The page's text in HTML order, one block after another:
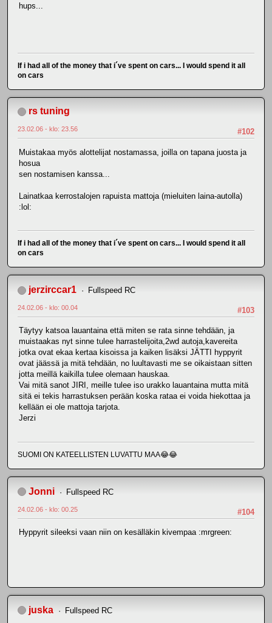
hups...
If i had all of the money that i´ve spent on cars... I would spend it all
on cars
rs tuning
#102
23.02.06 - klo: 23.56
Muistakaa myös alottelijat nostamassa, joilla on tapana juosta ja
hosua
sen nostamisen kanssa...
Lainatkaa kerrostalojen rapuista mattoja (mieluiten laina-autolla)
:lol:
If i had all of the money that i´ve spent on cars... I would spend it all
on cars
jerzirccar1 Fullspeed RC
#103
24.02.06 - klo: 00.04
Täytyy katsoa lauantaina että miten se rata sinne tehdään, ja
muistaakas nyt sinne tulee harrastelijoita,2wd autoja,kavereita
jotka ovat ekaa kertaa kisoissa ja kaiken lisäksi JÄTTI hyppyrit
ovat jäässä ja mitä tehdään, no luultavasti me se oikaistaan sitten
jotta meillä kaikilla tulee olemaan hauskaa.
Vai mitä sanot JIRI, meille tulee iso urakko lauantaina mutta mitä
sitä ei tekis harrastuksen perään koska rataa ei voida hiekottaa ja
kellään ei ole mattoja tarjota.
Jerzi
SUOMI ON KATEELLISTEN LUVATTU MAA😂😂
Jonni Fullspeed RC
#104
24.02.06 - klo: 00.25
Hyppyrit sileeksi vaan niin on kesälläkin kivempaa :mrgreen:
juska Fullspeed RC